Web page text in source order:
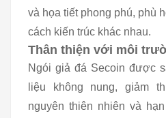
và họa tiết phong phú, phù
cách kiến trúc khác nhau.
Thân thiện với môi
Ngói giả đá Secoin được
liệu không nung, giảm
nguyên thiên nhiên và